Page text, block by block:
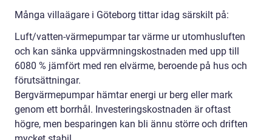
Många villaägare i Göteborg tittar idag särskilt på:
Luft/vatten-värmepumpar tar värme ur utomhusluften
och kan sänka uppvärmningskostnaden med upp till
6080 % jämfört med ren elvärme, beroende på hus och
förutsättningar.
Bergvärmepumpar hämtar energi ur berg eller mark
genom ett borrhål. Investeringskostnaden är oftast
högre, men besparingen kan bli ännu större och driften